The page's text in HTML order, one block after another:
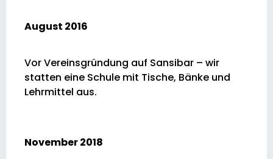
August 2016
Vor Vereinsgründung auf Sansibar – wir
statten eine Schule mit Tische, Bänke und
Lehrmittel aus.
November 2018